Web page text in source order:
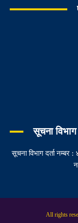
सूचना
सूचना विभाग दर्ता
All rights